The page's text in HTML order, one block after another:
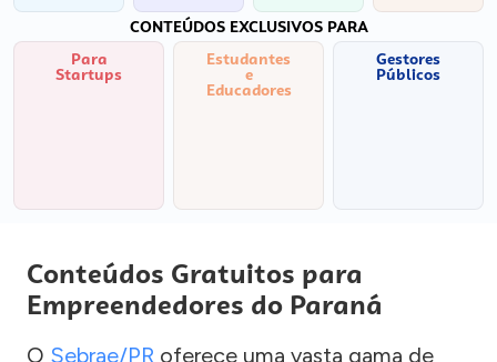
CONTEÚDOS EXCLUSIVOS PARA
Para
Startups
Estudantes
e
Educadores
Gestores
Públicos
Conteúdos Gratuitos para
Empreendedores do Paraná
O Sebrae/PR oferece uma vasta gama de